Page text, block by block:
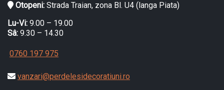
Otopeni: Strada Traian, zona Bl. U4 (langa Piata)
Lu-Vi: 9.00 – 19.00
Sâ: 9.30 – 14.30
0760 197 975
vanzari@perdelesidecoratiuni.ro